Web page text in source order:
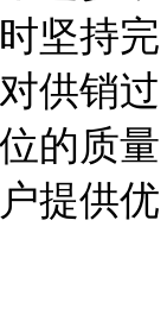
坚持完
供销过
的质量
提供优